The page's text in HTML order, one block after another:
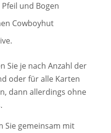
und Bogen
Cowboyhut
Sie je nach Anzahl der
oder für alle Karten
dann allerdings ohne
Sie gemeinsam mit